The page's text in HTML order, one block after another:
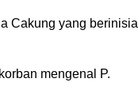
Cakung yang berinisial
mengenal P.